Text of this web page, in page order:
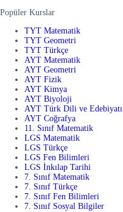
Popüler Kurslar
TYT Matematik
TYT Geometri
TYT Türkçe
AYT Matematik
AYT Geometri
AYT Fizik
AYT Kimya
AYT Biyoloji
AYT Türk Dili ve Edebiyatı
AYT Coğrafya
11. Sınıf Matematik
LGS Matematik
LGS Türkçe
LGS Fen Bilimleri
LGS İnkılap Tarihi
7. Sınıf Matematik
7. Sınıf Türkçe
7. Sınıf Fen Bilimleri
7. Sınıf Sosyal Bilgiler